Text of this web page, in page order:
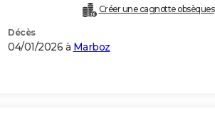
Créer une cagnotte obsèques
Décès
04/01/2026 à Marboz